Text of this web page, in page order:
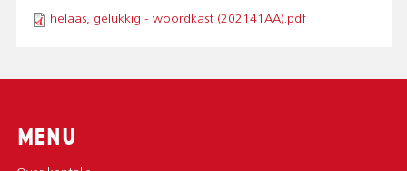
helaas, gelukkig - woordkast (202141AA).pdf
MENU